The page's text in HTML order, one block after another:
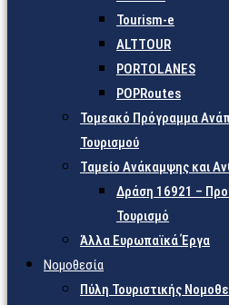
Tourism-e
ALTTOUR
PORTOLANES
POPRoutes
Τομεακό Πρόγραμμα
Τουρισμού
Ταμείο Ανάκαμψης και
Δράση 16921 –
Τουρισμό
Άλλα Ευρωπαϊκά Έργα
Νομοθεσία
Πύλη Τουριστικής